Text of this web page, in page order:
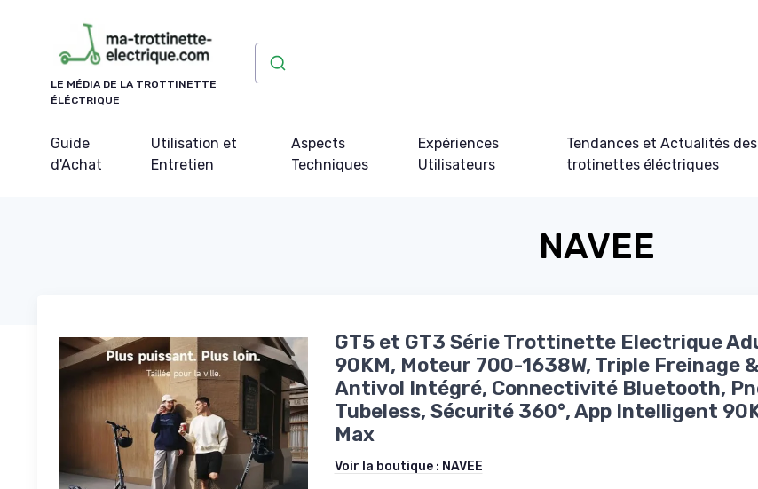
LE MÉDIA DE LA TROTTINETTE
ÉLÉCTRIQUE
Guide
d'Achat
Utilisation et
Entretien
Aspects
Techniques
Expériences
Utilisateurs
Tendances et Actualités des
trotinettes éléctriques
NAVEE
GT5 et GT3 Série Trottinette Electrique
90KM, Moteur 700-1638W, Triple Freinage &
Antivol Intégré, Connectivité Bluetooth,
Tubeless, Sécurité 360°, App Intelligent
Max
Voir la boutique : NAVEE